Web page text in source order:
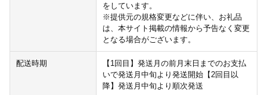
をしています。
※提供元の規格変更などに伴い、お礼品
は、本サイト掲載の情報から予告なく変更
となる場合がございます。
配送時期
【1回目】発送月の前月末日までのお支払
いで発送月中旬より発送開始【2回目以
降】発送月中旬より順次発送